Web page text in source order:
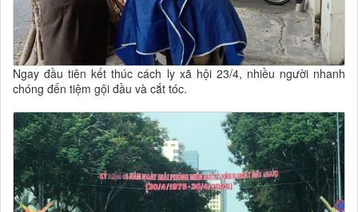
Ngay đầu tiên kết thúc cách ly xã hội 23/4, nhiều người nhanh
chóng đến tiệm gội đầu và cắt tóc.